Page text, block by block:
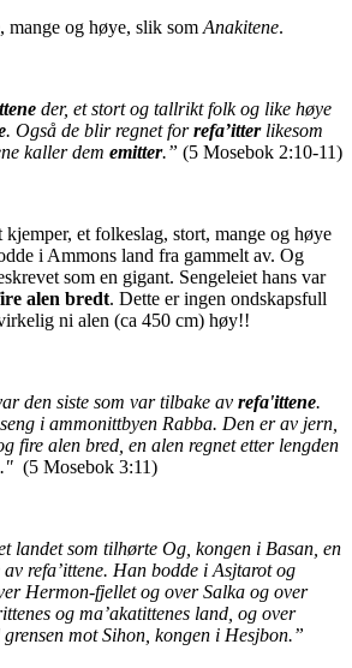
mange og høye, slik som Anakitene.
der, et stort og tallrikt folk og like høye
. Også de blir regnet forrefa’itterlikesom
kaller dem emitter.” (5 Mosebok 2:10-11)
kjemper, et folkeslag, stort, mange og høye
i Ammons land fra gammelt av. Og
som en gigant. Sengeleiet hans var
alen bredt. Dette er ingen ondskapsfull
ni alen (ca 450 cm) høy!!
var den siste som var tilbake av refa'ittene.
i ammonittbyen Rabba. Den er av jern,
fire alen bred, en alen regnet etter lengden
(5 Mosebok 3:11)
landet som tilhørte Og, kongen i Basan, en
refa’ittene. Han bodde i Asjtarot og
Hermon-fjellet og over Salka og over
og ma’akatittenes land, og over
mot Sihon, kongen i Hesjbon.”